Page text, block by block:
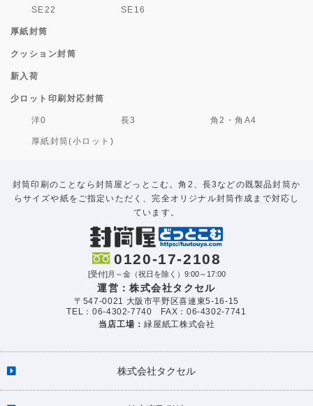
SE22 SE16
厚紙封筒
クッション封筒
新入荷
少ロット印刷対応封筒
洋0 長3 角2・角A4
厚紙封筒(小ロット)
封筒印刷のことなら封筒屋どっとこむ。角2、長3などの既製品封筒か
らサイズや紙をご指定いただく、完全オリジナル封筒作成まで対応し
ています。
0120-17-2108
[受付]月～金（祝日を除く）9:00～17:00
運営：株式会社タクセル
〒547-0021 大阪市平野区喜連東5-16-15
TEL：06-4302-7740 FAX：06-4302-7741
当店工場：緑屋紙工株式会社
株式会社タクセル